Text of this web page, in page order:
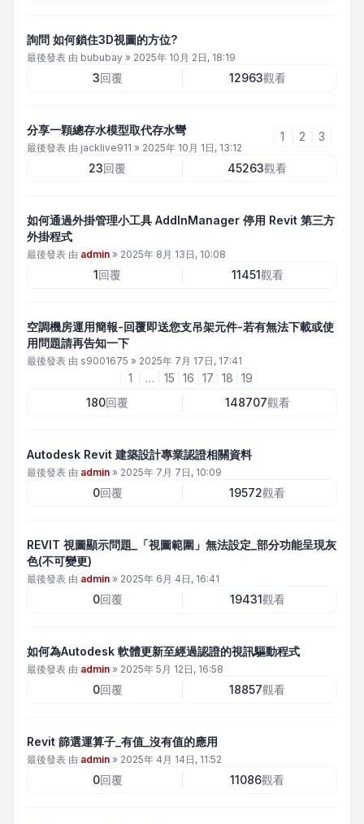
詢問 如何鎖住3D視圖的方位?
最後發表 由 bububay » 2025年 10月 2日, 18:19
3回覆 12963觀看
分享一顆總存水模型取代存水彎
最後發表 由 jacklive911 » 2025年 10月 1日, 13:12
1 2 3
23回覆 45263觀看
如何通過外掛管理小工具 AddInManager 停用 Revit 第三方
外掛程式
最後發表 由 admin » 2025年 8月 13日, 10:08
1回覆 11451觀看
空調機房運用簡報-回覆即送您支吊架元件-若有無法下載或使
用問題請再告知一下
最後發表 由 s9001675 » 2025年 7月 17日, 17:41
1 … 15 16 17 18
19
180回覆 148707觀看
Autodesk Revit 建築設計專業認證相關資料
最後發表 由 admin » 2025年 7月 7日, 10:09
0回覆 19572觀看
REVIT 視圖顯示問題_「視圖範圍」無法設定_部分功能呈現灰
色(不可變更)
最後發表 由 admin » 2025年 6月 4日, 16:41
0回覆 19431觀看
如何為Autodesk 軟體更新至經過認證的視訊驅動程式
最後發表 由 admin » 2025年 5月 12日, 16:58
0回覆 18857觀看
Revit 篩選運算子_有值_沒有值的應用
最後發表 由 admin » 2025年 4月 14日, 11:52
0回覆 11086觀看